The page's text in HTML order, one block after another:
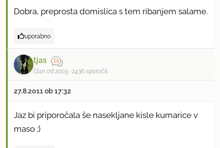
Dobra, preprosta domislica s tem ribanjem salame.
uporabno
tjas
član od 2003 2436 sporočil
27.8.2011 ob 17:32
Jaz bi priporočala še nasekljane kisle kumarice v
maso ;)